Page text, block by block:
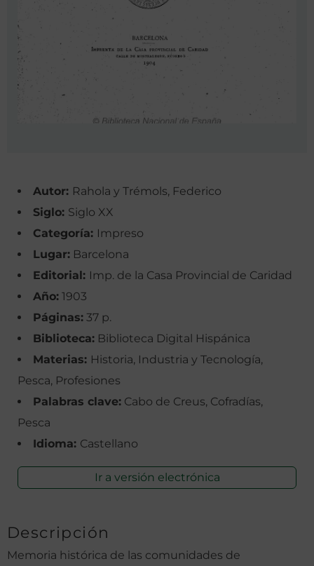
Autor: Rahola y Trémols, Federico
Siglo: Siglo XX
Categoría: Impreso
Lugar: Barcelona
Editorial: Imp. de la Casa Provincial de Caridad
Año: 1903
Páginas: 37 p.
Biblioteca: Biblioteca Digital Hispánica
Materias: Historia, Industria y Tecnología,
Pesca, Profesiones
Palabras clave: Cabo de Creus, Cofradías,
Pesca
Idioma: Castellano
Ir a versión electrónica
Descripción
Memoria histórica de las comunidades de